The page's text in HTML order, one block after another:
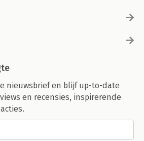
nieuwsbrief en blijf up-to-date
en recensies, inspirerende